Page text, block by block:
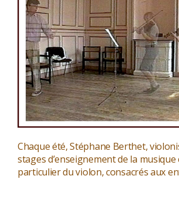
Chaque été, Stéphane Berthet,
stages d’enseignement de la musique
particulier du violon, consacrés aux